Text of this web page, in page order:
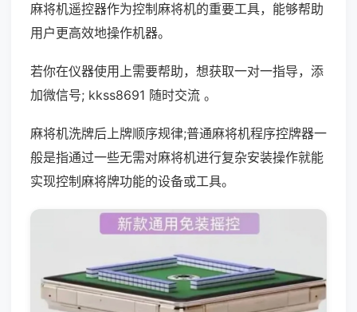
麻将机遥控器作为控制麻将机的重要工具，能够帮助
用户更高效地操作机器。
若你在仪器使用上需要帮助，想获取一对一指导，添
加微信号; kkss8691 随时交流 。
麻将机洗牌后上牌顺序规律;普通麻将机程序控牌器一
般是指通过一些无需对麻将机进行复杂安装操作就能
实现控制麻将牌功能的设备或工具。